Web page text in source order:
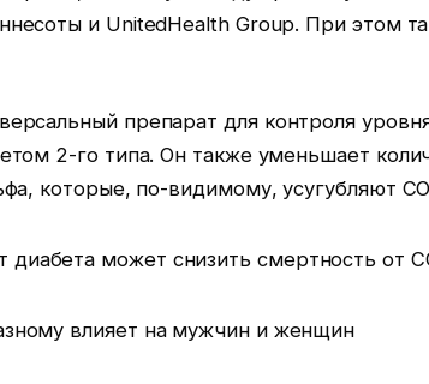
и UnitedHealth Group. При этом
препарат для контроля
2-го типа. Он также уменьшает
которые, по-видимому, усугубляют
влияет на мужчин и женщин